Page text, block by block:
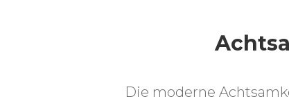
Die moderne